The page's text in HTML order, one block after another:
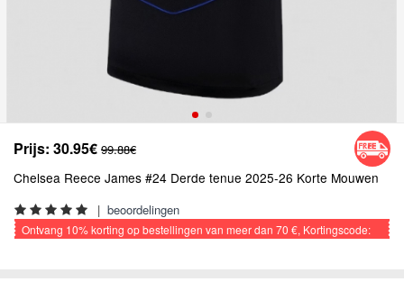
Prijs: 30.95€ 99.88€
Chelsea Reece James #24 Derde tenue 2025-26 Korte Mouwen
| beoordelingen
Ontvang 10%korting op bestellingen van meer dan 70 €, Kortingscode: